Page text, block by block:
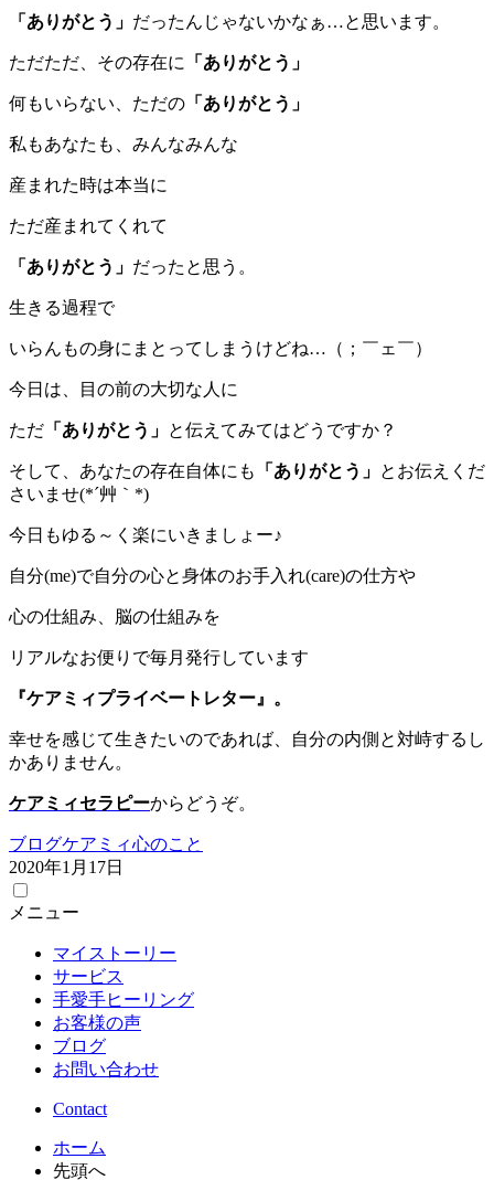
「ありがとう」 だったんじゃないかなぁ…と思います。
ただただ、その存在に 「ありがとう」
何もいらない、ただの 「ありがとう」
私もあなたも、みんなみんな
産まれた時は本当に
ただ産まれてくれて
「ありがとう」 だったと思う。
生きる過程で
いらんもの身にまとってしまうけどね…（；￣ェ￣）
今日は、目の前の大切な人に
ただ 「ありがとう」 と伝えてみてはどうですか？
そして、あなたの存在自体にも 「ありがとう」 とお伝えくだ
さいませ(*´艸｀*)
今日もゆる～く楽にいきましょー♪
自分(me)で自分の心と身体のお手入れ(care)の仕方や
心の仕組み、脳の仕組みを
リアルなお便りで毎月発行しています
『ケアミィプライベートレター』。
幸せを感じて生きたいのであれば、自分の内側と対峙するし
かありません。
ケアミィセラピーからどうぞ。
ブログケアミィ心のこと
2020年1月17日
メニュー
マイストーリー
サービス
手愛手ヒーリング
お客様の声
ブログ
お問い合わせ
Contact
ホーム
先頭へ